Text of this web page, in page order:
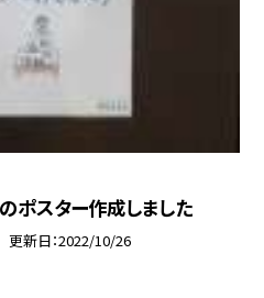
ポスター作成しました
更新日 2022/10/26